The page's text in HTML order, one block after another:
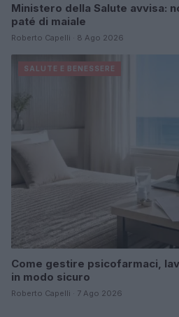
Ministero della Salute avvisa:
paté di maiale
Roberto Capelli · 8 Ago 2026
SALUTE E BENESSERE
Come gestire psicofarmaci,
in modo sicuro
Roberto Capelli · 7 Ago 2026